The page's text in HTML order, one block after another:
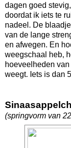
dagen goed
doordat ik iets te
nadeel. De
van de lange
en afwegen. En
weegschaal heb,
hoeveelheden
weegt. Iets is dan
(springvorm van